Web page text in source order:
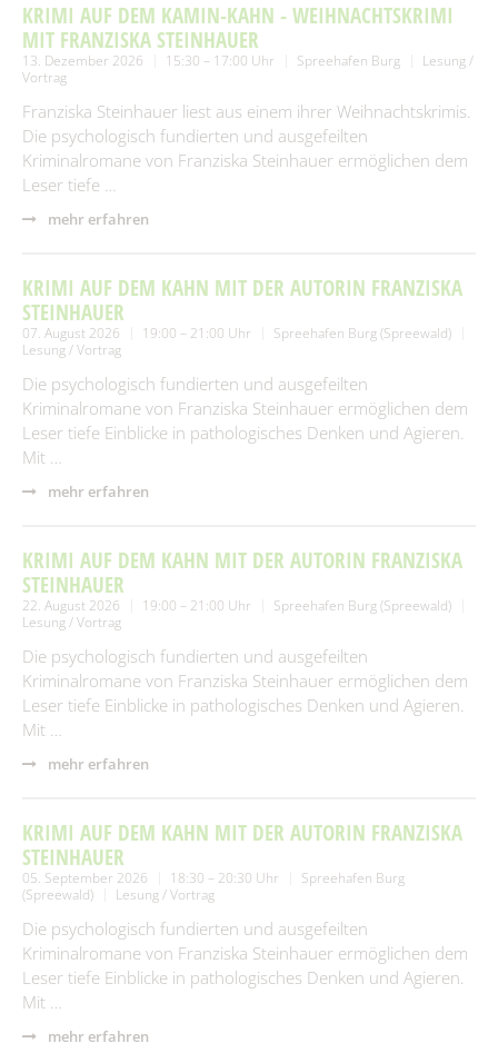
KRIMI AUF DEM KAMIN-KAHN - WEIHNACHTSKRIMI
MIT FRANZISKA STEINHAUER
13. Dezember 2026 15:30 – 17:00 Uhr Spreehafen Burg
Lesung /
Vortrag
Franziska Steinhauer liest aus einem ihrer Weihnachtskrimis.
Die psychologisch fundierten und ausgefeilten
Kriminalromane von Franziska Steinhauer ermöglichen dem
Leser tiefe …
mehr erfahren
KRIMI AUF DEM KAHN MIT DER AUTORIN FRANZISKA
STEINHAUER
07. August 2026 19:00 – 21:00 Uhr
Spreehafen Burg (Spreewald)
Lesung / Vortrag
Die psychologisch fundierten und ausgefeilten
Kriminalromane von Franziska Steinhauer ermöglichen dem
Leser tiefe Einblicke in pathologisches Denken und Agieren.
Mit …
mehr erfahren
KRIMI AUF DEM KAHN MIT DER AUTORIN FRANZISKA
STEINHAUER
22. August 2026 19:00 – 21:00 Uhr
Spreehafen Burg (Spreewald)
Lesung / Vortrag
Die psychologisch fundierten und ausgefeilten
Kriminalromane von Franziska Steinhauer ermöglichen dem
Leser tiefe Einblicke in pathologisches Denken und Agieren.
Mit …
mehr erfahren
KRIMI AUF DEM KAHN MIT DER AUTORIN FRANZISKA
STEINHAUER
05. September 2026 18:30 – 20:30 Uhr
Spreehafen Burg
(Spreewald)
Lesung / Vortrag
Die psychologisch fundierten und ausgefeilten
Kriminalromane von Franziska Steinhauer ermöglichen dem
Leser tiefe Einblicke in pathologisches Denken und Agieren.
Mit …
mehr erfahren